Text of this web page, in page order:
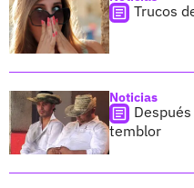
Trucos
Noticias
temblor